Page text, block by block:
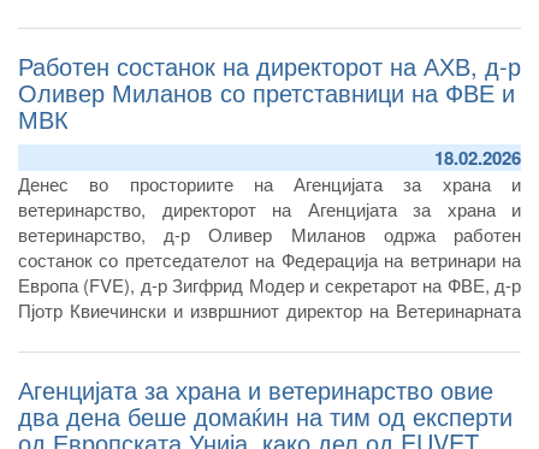
еднократна, односно, миленикот чипот го носи до крајот на
животот.
Работен состанок на директорот на АХВ, д-р
Оливер Миланов со претставници на ФВЕ и
МВК
18.02.2026
Денес во просториите на Агенцијата за храна и
ветеринарство, директорот на Агенцијата за храна и
ветеринарство, д-р Оливер Миланов одржа работен
состанок со претседателот на Федерација на ветринари на
Европа (FVE), д-р Зигфрид Модер и секретарот на ФВЕ, д-р
Пјотр Квиечински и извршниот директор на Ветеринарната
Николовски и претседателот на Ветеринарната комора на
Република Македонија, д-р Жарко Михајлоски.<
Агенцијата за храна и ветеринарство овие
два дена беше домаќин на тим од експерти